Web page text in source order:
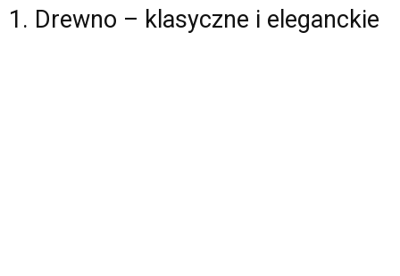
1. Drewno – klasyczne i eleganckie